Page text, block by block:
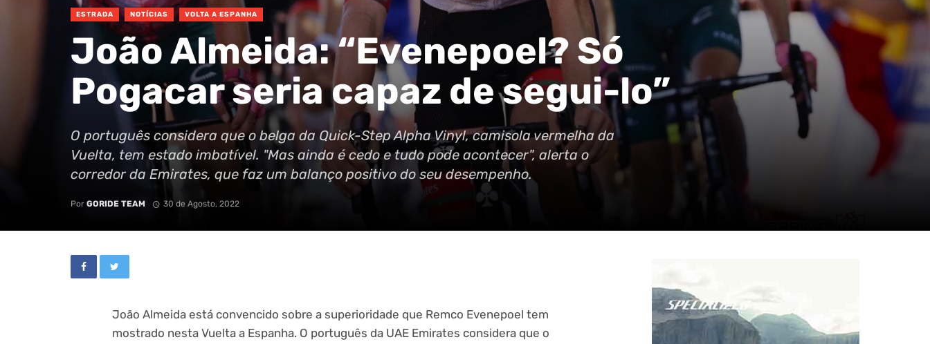
ESTRADA NOTÍCIAS VOLTA A ESPANHA
João Almeida: “Evenepoel? Só
Pogacar seria capaz de segui-lo”
O português considera que o belga da Quick-Step Alpha Vinyl, camisola vermelha da
Vuelta, tem estado imbatível. "Mas ainda é cedo e tudo pode acontecer", alerta o
corredor da Emirates, que faz um balanço positivo do seu desempenho.
Por GORIDE TEAM 30 de Agosto, 2022
João Almeida está convencido sobre a superioridade que Remco Evenepoel tem
mostrado nesta Vuelta a Espanha. O português da UAE Emirates considera que o